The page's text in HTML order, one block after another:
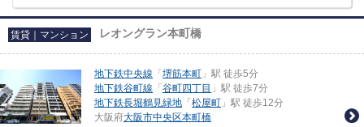
賃貸｜マンション レオングラン本町橋
地下鉄中央線 「 堺筋本町 」駅 徒歩5分
地下鉄谷町線 「 谷町四丁目 」駅 徒歩7分
地下鉄長堀鶴見緑地 「 松屋町 」駅 徒歩12分
大阪府大阪市中央区本町橋